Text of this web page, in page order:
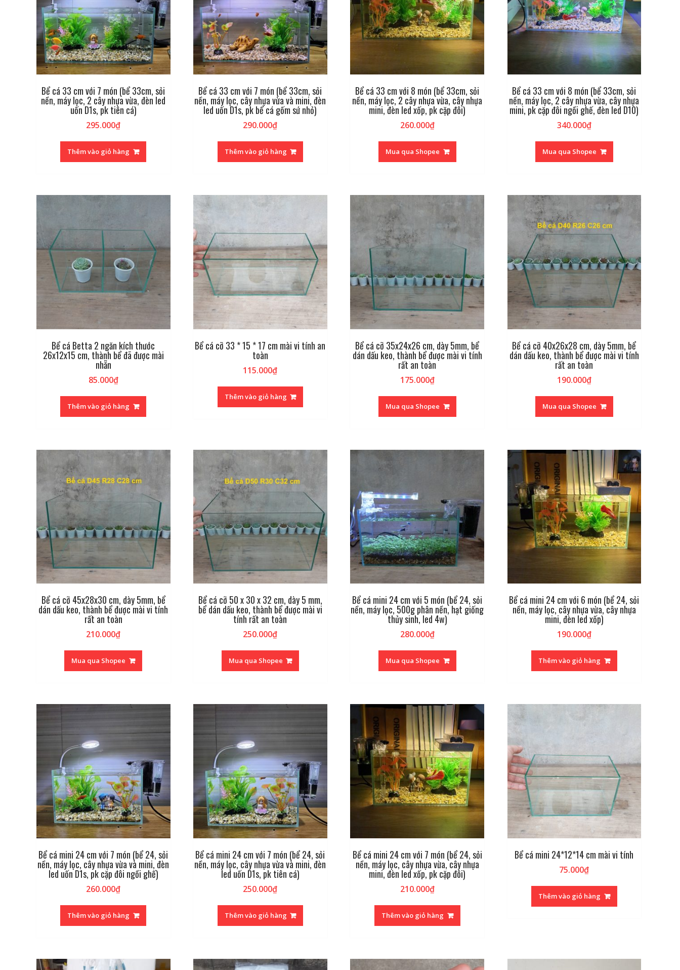
Bể cá 33 cm với 7 món (bể 33cm, sỏi
nền, máy lọc, 2 cây nhựa vừa, đèn led
uốn D1s, pk tiên cá)
295.000₫
Thêm vào giỏ hàng
Bể cá 33 cm với 7 món (bể 33cm, sỏi
nền, máy lọc, cây nhựa vừa và mini, đèn
led uốn D1s, pk bể cá gốm sứ nhỏ)
290.000₫
Thêm vào giỏ hàng
Bể cá 33 cm với 8 món (bể 33cm, sỏi
nền, máy lọc, 2 cây nhựa vừa, cây nhựa
mini, đèn led xốp, pk cặp đôi)
260.000₫
Mua qua Shopee
Bể cá 33 cm với 8 món (bể 33cm, sỏi
nền, máy lọc, 2 cây nhựa vừa, cây nhựa
mini, pk cặp đôi ngồi ghế, đèn led D10)
340.000₫
Mua qua Shopee
Bể cá Betta 2 ngăn kích thước
26x12x15 cm, thành bể đã được mài
nhẵn
85.000₫
Thêm vào giỏ hàng
Bể cá cỡ 33 * 15 * 17 cm mài vi tính an
toàn
115.000₫
Thêm vào giỏ hàng
Bể cá cỡ 35x24x26 cm, dày 5mm, bể
dán dấu keo, thành bể được mài vi tính
rất an toàn
175.000₫
Mua qua Shopee
Bể cá cỡ 40x26x28 cm, dày 5mm, bể
dán dấu keo, thành bể được mài vi tính
rất an toàn
190.000₫
Mua qua Shopee
Bể cá cỡ 45x28x30 cm, dày 5mm, bể
dán dấu keo, thành bể được mài vi tính
rất an toàn
210.000₫
Mua qua Shopee
Bể cá cỡ 50 x 30 x 32 cm, dày 5 mm,
bể dán dấu keo, thành bể được mài vi
tính rất an toàn
250.000₫
Mua qua Shopee
Bể cá mini 24 cm với 5 món (bể 24, sỏi
nền, máy lọc, 500g phân nền, hạt giống
thủy sinh, led 4w)
280.000₫
Mua qua Shopee
Bể cá mini 24 cm với 6 món (bể 24, sỏi
nền, máy lọc, cây nhựa vừa, cây nhựa
mini, đèn led xốp)
190.000₫
Thêm vào giỏ hàng
Bể cá mini 24 cm với 7 món (bể 24, sỏi
nền, máy lọc, cây nhựa vừa và mini, đèn
led uốn D1s, pk cặp đôi ngồi ghế)
260.000₫
Thêm vào giỏ hàng
Bể cá mini 24 cm với 7 món (bể 24, sỏi
nền, máy lọc, cây nhựa vừa và mini, đèn
led uốn D1s, pk tiên cá)
250.000₫
Thêm vào giỏ hàng
Bể cá mini 24 cm với 7 món (bể 24, sỏi
nền, máy lọc, cây nhựa vừa, cây nhựa
mini, đèn led xốp, pk cặp đôi)
210.000₫
Thêm vào giỏ hàng
Bể cá mini 24*12*14 cm mài vi tính
75.000₫
Thêm vào giỏ hàng